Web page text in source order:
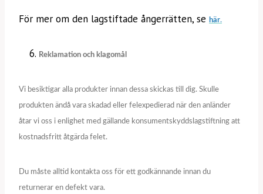
För mer om den lagstiftade ångerrätten, se här.
Reklamation och klagomål
Vi besiktigar alla produkter innan dessa skickas till dig. Skulle
produkten ändå vara skadad eller felexpedierad när den anländer
åtar vi oss i enlighet med gällande konsumentskyddslagstiftning att
kostnadsfritt åtgärda felet.
Du måste alltid kontakta oss för ett godkännande innan du
returnerar en defekt vara.